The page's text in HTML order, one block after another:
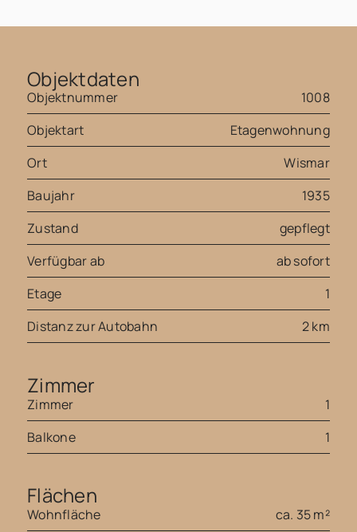
Objektdaten
Objektnummer
1008
Objektart
Etagenwohnung
Ort
Wismar
Baujahr
1935
Zustand
gepflegt
Verfügbar ab
ab sofort
Etage
1
Distanz zur Autobahn
2 km
Zimmer
Zimmer
1
Balkone
1
Flächen
Wohnfläche ca. 35 m²